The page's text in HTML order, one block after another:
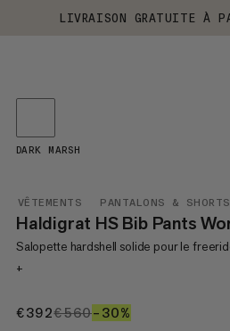
LIVRAISON GRATUITE À
VÊTEMENTS PANTALONS & SHORTS
Haldigrat HS Bib Pants
Salopette hardshell solide pour le
+
€392€392
€560€560
–30%
DARK MARSH